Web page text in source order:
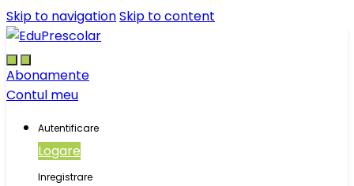
Skip to navigationSkip to content
Abonamente
Contul meu
Autentificare
Logare
Inregistrare